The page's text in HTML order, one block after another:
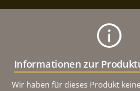
Informationen zur
Wir haben für dieses Produkt